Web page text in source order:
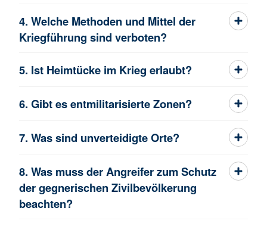
4. Welche Methoden und Mittel der
Kriegführung sind verboten?
5. Ist Heimtücke im Krieg erlaubt?
6. Gibt es entmilitarisierte Zonen?
7. Was sind unverteidigte Orte?
8. Was muss der Angreifer zum Schutz
der gegnerischen Zivilbevölkerung
beachten?